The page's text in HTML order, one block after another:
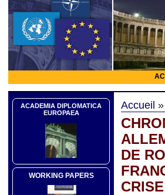
ACADEMIA DIPLOMATICA
EUROPAEA
WORKING PAPERS
Accueil »
DE